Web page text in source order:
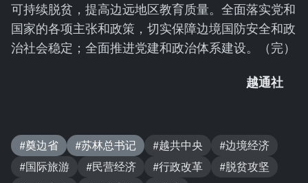
可持续脱贫，提高边远地区教育质量。全面落实党和
国家的各项主张和政策，切实保障边境国防安全和政
治社会稳定；全面推进党建和政治体系建设。（完）
越通社
#奠边省 #苏林总书记 #越共中央
#边境经济
#国际旅游
#民营经济 #行政改革
#脱贫攻坚